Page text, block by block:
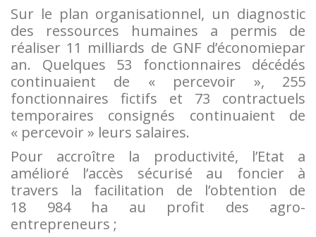
Sur le plan organisationnel, un diagnostic
des ressources humaines a permis de
réaliser 11 milliards de GNF d’économiepar
an. Quelques 53 fonctionnaires décédés
continuaient de « percevoir », 255
fonctionnaires fictifs et 73 contractuels
temporaires consignés continuaient de
« percevoir » leurs salaires.
Pour accroître la productivité, l’Etat a
amélioré l’accès sécurisé au foncier à
travers la facilitation de l’obtention de
18 984 ha au profit des agro-
entrepreneurs ;